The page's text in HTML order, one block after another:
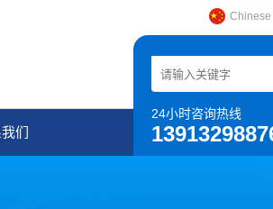
Chinese
24小时咨询热线
们